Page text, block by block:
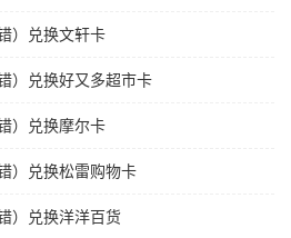
）兑换文轩卡
）兑换好又多超市卡
）兑换摩尔卡
）兑换松雷购物卡
）兑换洋洋百货